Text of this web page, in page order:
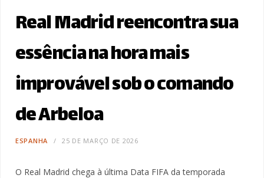
Real Madrid reencontra sua
essência na hora mais
improvável sob o comando
de Arbeloa
ESPANHA 25 DE MARÇO DE 2026
O Real Madrid chega à última Data FIFA da temporada